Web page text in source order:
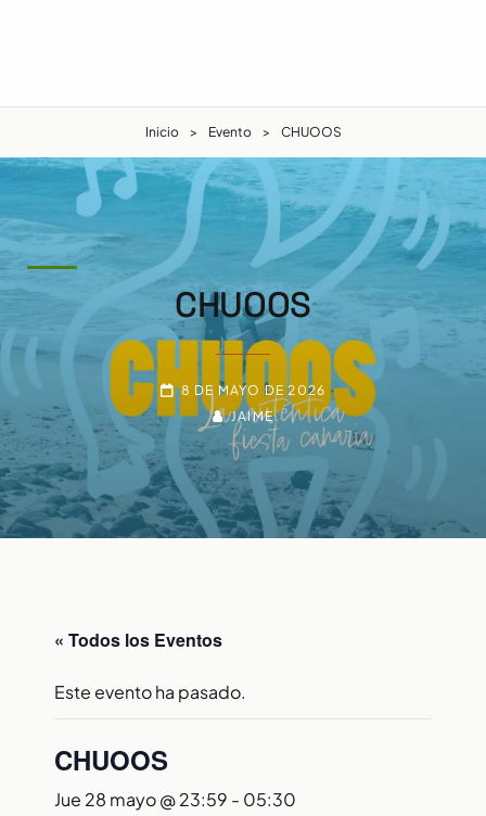
Inicio > Evento > CHUOOS
CHUOOS
8 DE MAYO DE 2026
JAIME
« Todos los Eventos
Este evento ha pasado.
CHUOOS
Jue 28 mayo @ 23:59 - 05:30